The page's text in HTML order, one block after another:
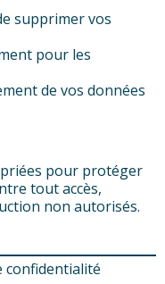
supprimer vos
pour les
de vos données
pour protéger
tout accès,
non autorisés.
confidentialité